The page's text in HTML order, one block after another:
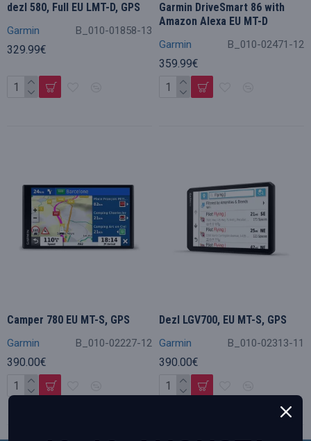
Garmin B_010-01858-13
dezl 580, Full EU LMT-D, GPS
329.99€ Garmin B_010-02471-12
Garmin DriveSmart 86 with
Amazon Alexa EU MT-D
359.99€
Garmin B_010-02227-12
Camper 780 EU MT-S, GPS
390.00€
Garmin B_010-02313-11
Dezl LGV700, EU MT-S, GPS
390.00€